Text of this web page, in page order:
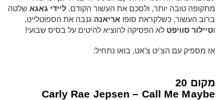
מתקופה טובה יותר, ולסכם את העשור הקודם. ליידי גאגא שלטה
ברוב העשור, כשלקראת סופו אריאנה גנבה את הספוטלייט,
וטיילור סוויפט לא הפסיקה להוציא להיטים על בסיס שבועי!
אז מספיק עם הצ'יט צ'אט, בואו נתחיל:
מקום 20
Carly Rae Jepsen – Call Me Maybe